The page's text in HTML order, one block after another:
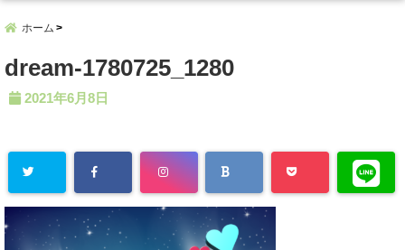
ホーム
dream-1780725_1280
2021年6月8日